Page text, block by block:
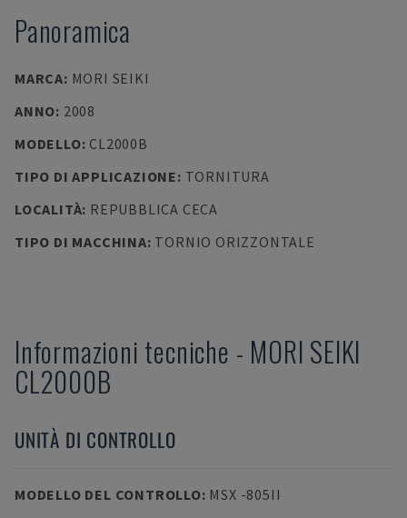
Panoramica
MARCA: MORI SEIKI
ANNO: 2008
MODELLO: CL2000B
TIPO DI APPLICAZIONE: TORNITURA
LOCALITÀ: REPUBBLICA CECA
TIPO DI MACCHINA: TORNIO ORIZZONTALE
Informazioni tecniche - MORI SEIKI
CL2000B
UNITÀ DI CONTROLLO
MODELLO DEL CONTROLLO: MSX -805II